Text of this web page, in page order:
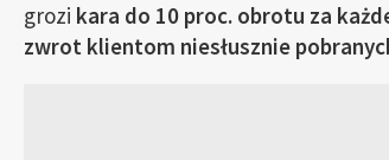
grozi kara do 10 proc. obrotu za
zwrot klientom niesłusznie